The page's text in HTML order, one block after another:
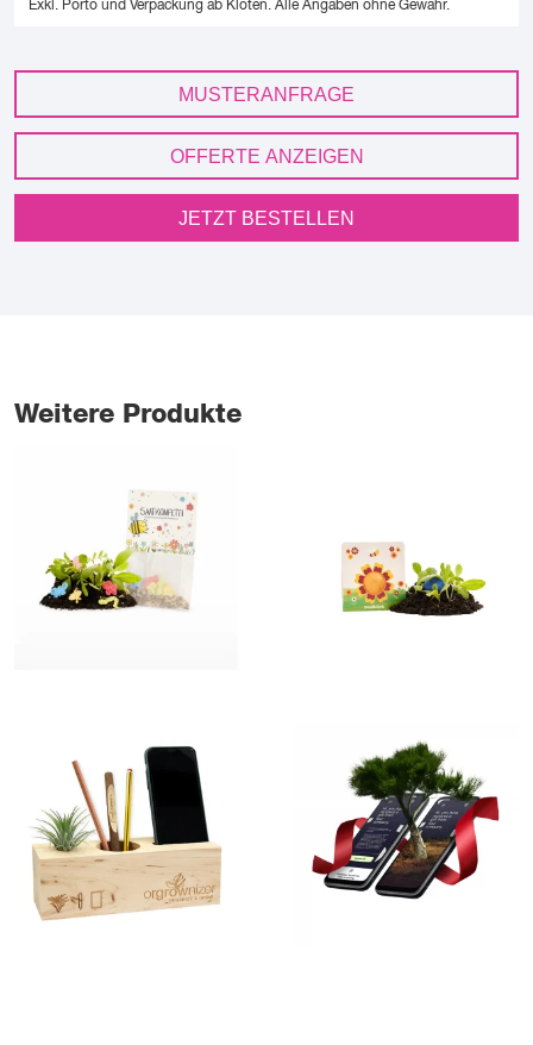
Exkl. Porto und Verpackung ab Kloten. Alle Angaben ohne Gewähr.
MUSTERANFRAGE
OFFERTE ANZEIGEN
JETZT BESTELLEN
Weitere Produkte